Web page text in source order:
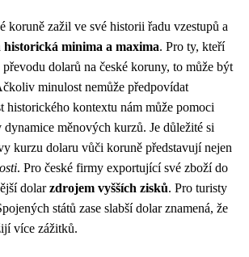
koruně zažil ve své historii řadu vzestupů a
historická minima a maxima. Pro ty, kteří
dolarů na české koruny, to může být
minulost nemůže předpovídat
historického kontextu nám může pomoci
dynamice měnových kurzů. Je důležité si
kurzu dolaru vůči koruně představují nejen
. Pro české firmy exportující své zboží do
dolarzdrojem vyšších zisků. Pro turisty
států zase slabší dolar znamená, že
více zážitků.